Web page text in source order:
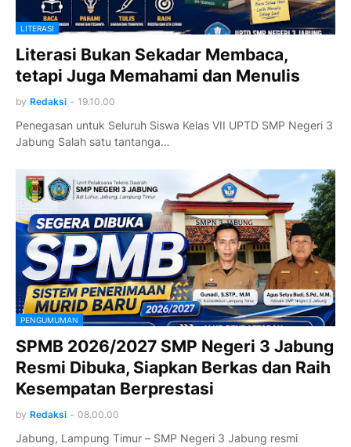
LITERASI
Literasi Bukan Sekadar Membaca,
tetapi Juga Memahami dan Menulis
by Redaksi - 19.10.00
Penegasan untuk Seluruh Siswa Kelas VII UPTD SMP Negeri 3
Jabung Salah satu tantanga…
PENGUMUMAN
SPMB 2026/2027 SMP Negeri 3 Jabung
Resmi Dibuka, Siapkan Berkas dan Raih
Kesempatan Berprestasi
by Redaksi - 08.00.00
Jabung, Lampung Timur – SMP Negeri 3 Jabung resmi